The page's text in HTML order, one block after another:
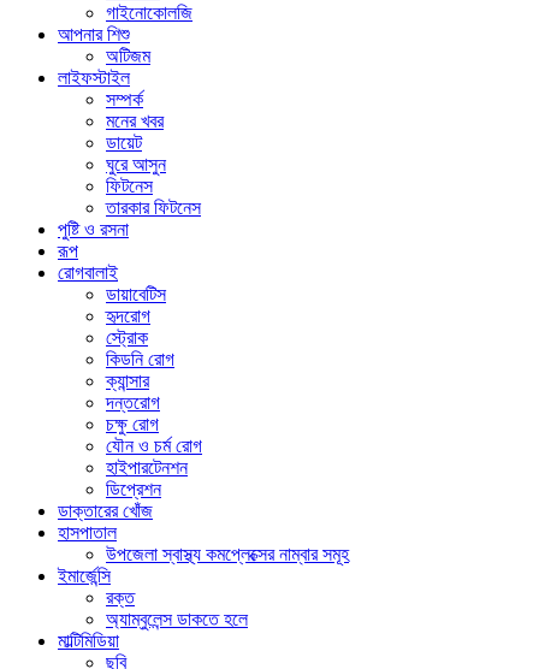
গাইনোকোলজি
আপনার শিশু
অটিজম
লাইফস্টাইল
সম্পর্ক
মনের খবর
ডায়েট
ঘুরে আসুন
ফিটনেস
তারকার ফিটনেস
পুষ্টি ও রসনা
রূপ
রোগবালাই
ডায়াবেটিস
হৃদরোগ
স্ট্রোক
কিডনি রোগ
ক্যান্সার
দন্তরোগ
চক্ষু রোগ
যৌন ও চর্ম রোগ
হাইপারটেনশন
ডিপ্রেশন
ডাক্তারের খোঁজ
হাসপাতাল
উপজেলা স্বাস্থ্য কমপ্লেক্সের নাম্বার সমূহ
ইমার্জেন্সি
রক্ত
অ্যাম্বুলেন্স ডাকতে হলে
মাল্টিমিডিয়া
ছবি